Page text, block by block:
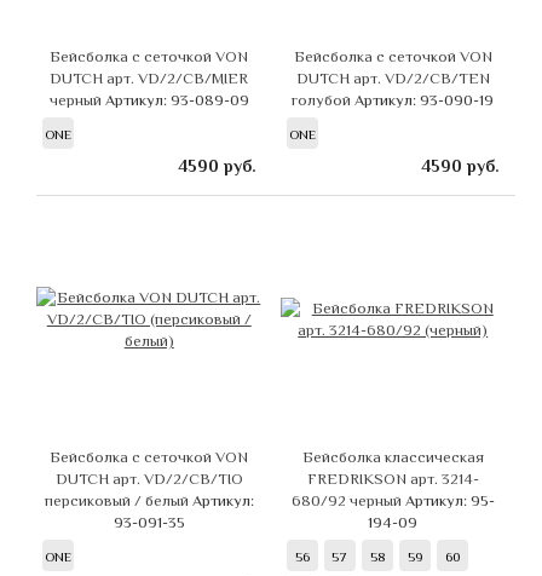
Бейсболка с сеточкой VON
DUTCH арт. VD/2/CB/MIER
черный Артикул: 93-089-09
ONE
4590 руб.
Бейсболка с сеточкой VON
DUTCH арт. VD/2/CB/TEN
голубойАртикул: 93-090-19
ONE
4590 руб.
Бейсболка с сеточкой VON
DUTCH арт. VD/2/CB/TIO
персиковый / белый Артикул:
93-091-35
ONE
Бейсболка классическая
FREDRIKSON арт. 3214-
680/92 черный Артикул: 95-
194-09
56 57 58 59 60